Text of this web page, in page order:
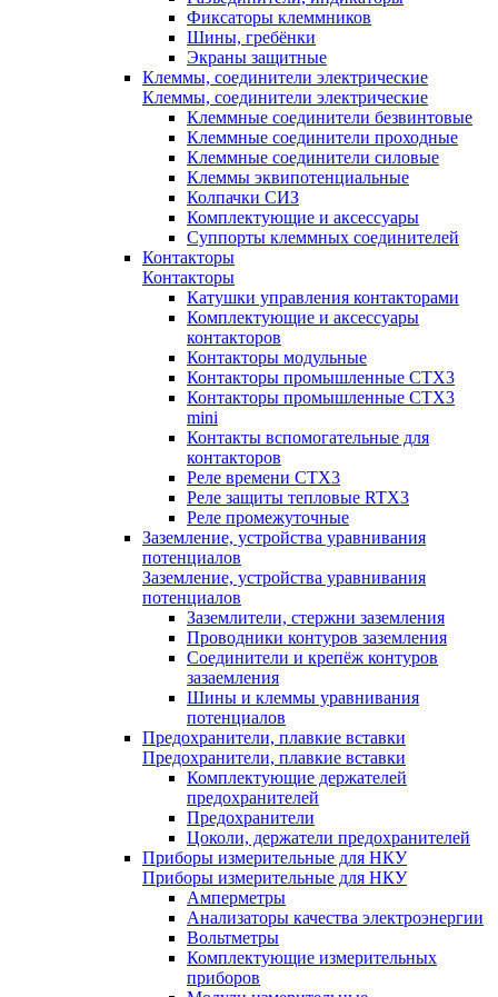
Фиксаторы клеммников
Шины, гребёнки
Экраны защитные
Клеммы, соединители электрические
Клеммы, соединители электрические
Клеммные соединители безвинтовые
Клеммные соединители проходные
Клеммные соединители силовые
Клеммы эквипотенциальные
Колпачки СИЗ
Комплектующие и аксессуары
Суппорты клеммных соединителей
Контакторы
Контакторы
Катушки управления контакторами
Комплектующие и аксессуары
контакторов
Контакторы модульные
Контакторы промышленные CTX3
Контакторы промышленные CTX3
mini
Контакты вспомогательные для
контакторов
Реле времени CTX3
Реле защиты тепловые RTX3
Реле промежуточные
Заземление, устройства уравнивания
потенциалов
Заземление, устройства уравнивания
потенциалов
Заземлители, стержни заземления
Проводники контуров заземления
Соединители и крепёж контуров
зазаемления
Шины и клеммы уравнивания
потенциалов
Предохранители, плавкие вставки
Предохранители, плавкие вставки
Комплектующие держателей
предохранителей
Предохранители
Цоколи, держатели предохранителей
Приборы измерительные для НКУ
Приборы измерительные для НКУ
Амперметры
Анализаторы качества электроэнергии
Вольтметры
Комплектующие измерительных
приборов